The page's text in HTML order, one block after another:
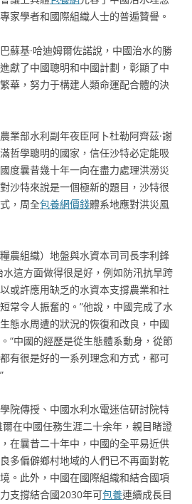
家學者和國際組織人士的普遍贊譽。
蘇基·哈迪姆爾佐諾說，中國治水的勝
獻了中國聰明和中國計劃，彰顯了中
華，努力于構建人類命運配合體的決
業部水利副年夜臣阿卜杜勒阿齊茲·謝
哲學聰明的國家，信任沙特必定能吸
度曩昔幾十年一向在盡力處理洪澇災
沙特來說是一個極新的題目，沙特很
，周全包養網價錢體系地應對洪災風
農組織）地盤與水資本司司長李利鋒
這方面做得很是好，例如防汛抗旱跨
或許應用缺乏的水資本支撐農業和社
常令人振奮的。”他說，中國完成了水
態水周遭的狀況的恢復和改良，中國
“中國的經歷是從生態體系動身，從節
有很是好的一系列理念和方式，都可
院傳授、中國水利水電迷信研討院特
在中國任務生涯二十余年，親目睹證
在曩昔二十年中，中國的全平易近供
多偏僻鄉村地域的人們已不再面對乾
。此外，中國在國際組織和結合國項
支撐結合國2030年可包養連續成長目